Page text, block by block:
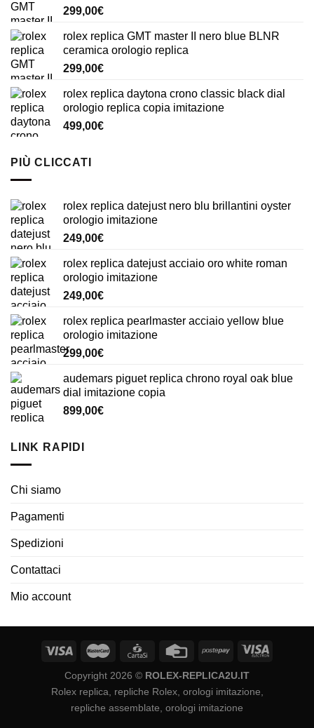
299,00€
rolex replica GMT master II nero blue BLNR
ceramica orologio replica
299,00€
rolex replica daytona crono classic black dial
orologio replica copia imitazione
499,00€
PIÙ CLICCATI
rolex replica datejust nero blu brillantini oyster
orologio imitazione
249,00€
rolex replica datejust acciaio oro white roman
orologio imitazione
249,00€
rolex replica pearlmaster acciaio yellow blue
orologio imitazione
299,00€
audemars piguet replica chrono royal oak blue
dial imitazione copia
899,00€
LINK RAPIDI
Chi siamo
Pagamenti
Spedizioni
Contattaci
Mio account
Copyright 2026 © ROLEX-REPLICA2U.IT
Rolex replica, repliche Rolex, orologi imitazione,
repliche assemblate, orologi imitazione